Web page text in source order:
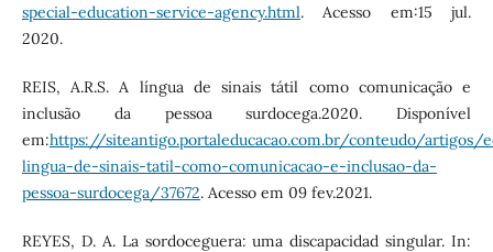
special-education-service-agency.html. Acesso em:15 jul.
2020.
REIS, A.R.S. A língua de sinais tátil como comunicação e
inclusão da pessoa surdocega.2020. Disponível
em:https://siteantigo.portaleducacao.com.br/conteudo/artigos/
lingua-de-sinais-tatil-como-comunicacao-e-inclusao-da-
pessoa-surdocega/37672. Acesso em 09 fev.2021.
REYES, D. A. La sordoceguera: uma discapacidad singular. In: